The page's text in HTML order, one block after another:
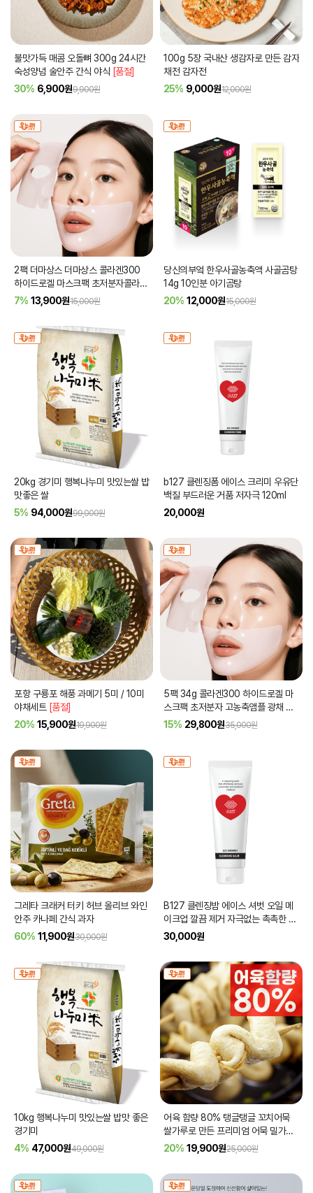
불맛가득 매콤 오돌뼈 300g 24시간
숙성양념 술안주 간식 야식 [품절]
30% 6,900원9,900원
100g 5장 국내산 생감자로 만든 감자
채전 감자전
25% 9,000원12,000원
2팩 더마상스 더마상스 콜라겐300
하이드로겔 마스크팩 초저분자콜라겐
고농축앰플
7% 13,900원15,000원
당신의부엌 한우사골농축액 사골곰탕
14g 10인분 아기곰탕
20% 12,000원15,000원
20kg 경기미 행복나누미 맛있는쌀 밥
맛좋은 쌀
5% 94,000원99,000원
b127 클렌징폼 에이스 크리미 우유단
백질 부드러운 거품 저자극 120ml
20,000원
포항 구룡포 해풍 과메기 5미 / 10미
야채세트 [품절]
20% 15,900원19,900원
5팩 34g 콜라겐300 하이드로겔 마
스크팩 초저분자 고농축앰플 광채 수
면팩
15% 29,800원35,000원
그레타 크래커 터키 허브 올리브 와인
안주 카나페 간식 과자
60% 11,900원30,000원
B127 클렌징밤 에이스 셔벗 오일 메
이크업 깔끔 제거 자극없는 촉촉한 클
렌징 100ml
30,000원
10kg 행복나누미 맛있는쌀 밥맛 좋은
경기미
4% 47,000원49,000원
어육 함량 80% 탱글탱글 꼬치어묵
쌀가루로 만든 프리미엄 어묵 밀가루
없는 366g 2봉
20% 19,900원25,000원